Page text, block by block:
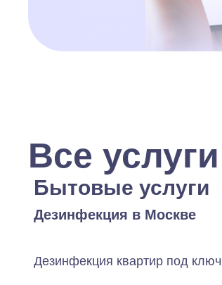
Все услуги
Бытовые услуги
Дезинфекция в Москве
Дезинфекция квартир под ключ